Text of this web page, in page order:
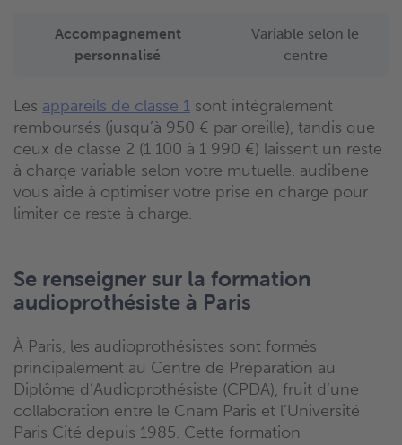
Accompagnement
personnalisé
Variable selon le
centre
Les appareils de classe 1 sont intégralement
remboursés (jusqu’à 950 € par oreille), tandis que
ceux de classe 2 (1 100 à 1 990 €) laissent un reste
à charge variable selon votre mutuelle. audibene
vous aide à optimiser votre prise en charge pour
limiter ce reste à charge.
Se renseigner sur la formation
audioprothésiste à Paris
À Paris, les audioprothésistes sont formés
principalement au Centre de Préparation au
Diplôme d’Audioprothésiste (CPDA), fruit d’une
collaboration entre le Cnam Paris et l’Université
Paris Cité depuis 1985. Cette formation